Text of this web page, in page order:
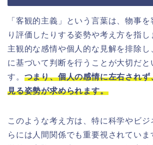
「客観的主義」という言葉は、物事
り評価したりする姿勢や考え方を指し
主観的な感情や個人的な見解を排除し
に基づいて判断を行うことが大切だと
す。 つまり、個人の感情に左右されず
見る姿勢が求められます。
このような考え方は、特に科学やビジ
らには人間関係でも重要視されていま